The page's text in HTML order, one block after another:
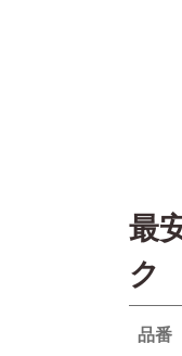
最
ク
品番